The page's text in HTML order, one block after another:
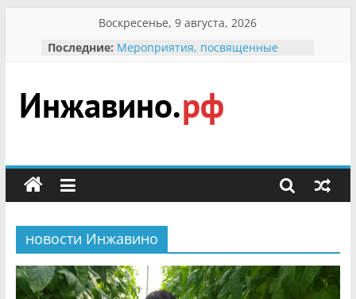
содержимому
Воскресенье, 9 августа, 2026
Последние: В вольере Воронинского
заповедника родились крапчатые
Международному Дню семьи
Присвоение звания «Почётный
Отечественной, фронтовичке
Кирсановой
мероприятии «Сохраним
первоцветы!»
Инжавино.рф
сельский
портал
новости Инжавино